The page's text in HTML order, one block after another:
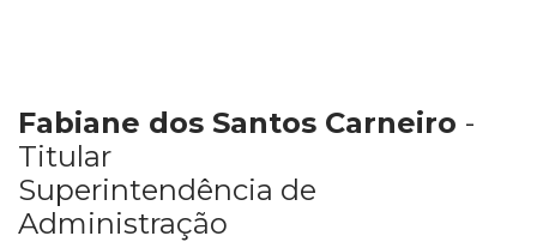
Fabiane dos Santos Carneiro -
Titular
Superintendência de
Administração